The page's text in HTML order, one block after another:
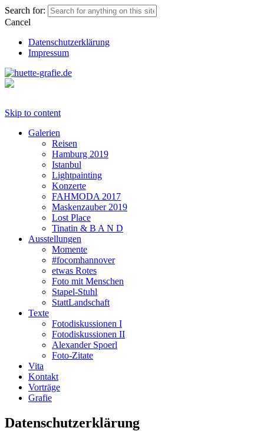
Search for:
Cancel
Datenschutzerklärung
Impressum
Skip to content
Galerien
Reisen
Hamburg 2019
Istanbul
Lightpainting
Konzerte
FAHMODA 2017
Maskenzauber 2019
Lost Place
Tinatin & B A N D
Ausstellungen
Momente
#focomhannover
etwas Rotes
Foto mit Menschen
Stapel-Stuhl
StattLandschaft
Texte
Fotodiskussionen I
Fotodiskussionen II
Alexander Spoerl
Foto-Zitate
Vita
Kontakt
Vorträge
Grafie
Datenschutzerklärung